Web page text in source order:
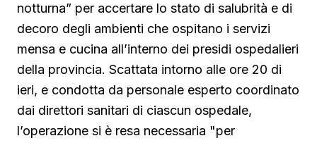
notturna” per accertare lo stato di salubrità e di
decoro degli ambienti che ospitano i servizi
mensa e cucina all’interno dei presidi ospedalieri
della provincia. Scattata intorno alle ore 20 di
ieri, e condotta da personale esperto coordinato
dai direttori sanitari di ciascun ospedale,
l’operazione si è resa necessaria "per